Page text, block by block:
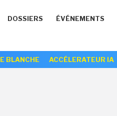
DOSSIERS ÉVÉNEMENTS
BLANCHE ACCÉLERATEUR IA